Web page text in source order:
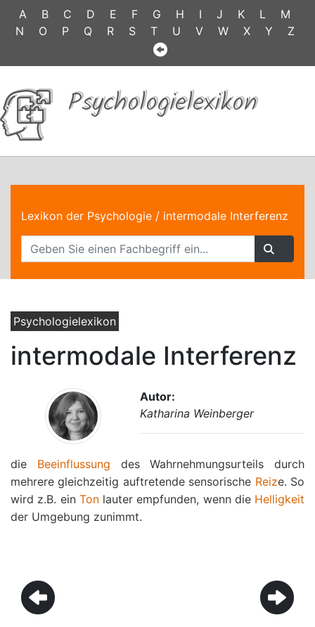
A B C D E F G H I J K L
M
N
O P Q R S T U V W X Y Z
Psychologielexikon
Lexikon der Psychologie / intermodale Interferenz
Psychologielexikon
intermodale Interferenz
Autor:
Katharina Weinberger
die Beeinflussung des Wahrnehmungsurteils durch
mehrere gleichzeitig auftretende sensorische Reize. So
wird z.B. ein Tonlauter empfunden, wenn die Helligkeit
der Umgebung zunimmt.